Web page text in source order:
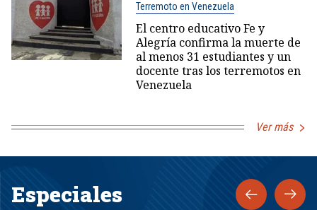
Terremoto en Venezuela
El centro educativo Fe y
Alegría confirma la muerte de
al menos 31 estudiantes y un
docente tras los terremotos en
Venezuela
Ver más
Especiales